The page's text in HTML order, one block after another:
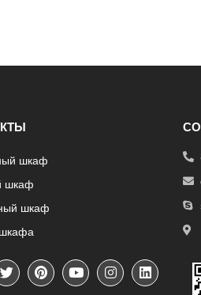
шкаф
шкаф
шкаф